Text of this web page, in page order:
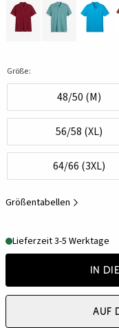
Größe:
48/50 (M)
56/58 (XL)
64/66 (3XL)
Größentabellen
Lieferzeit 3-5 Werktage
In
Auf